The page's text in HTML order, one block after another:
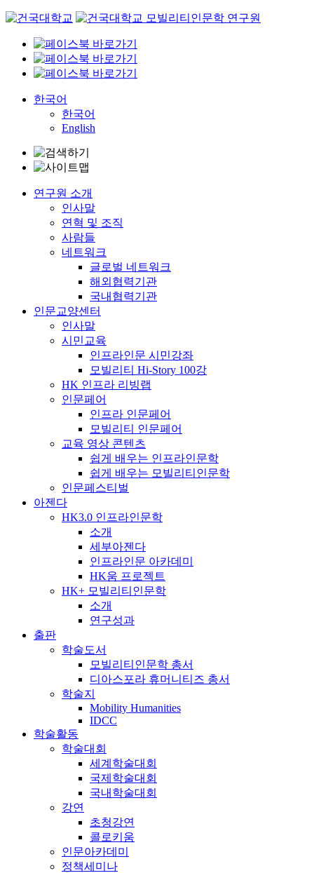
Skip
content
한국어
한국어
English
연구원 소개
인사말
연혁 및 조직
사람들
네트워크
글로벌 네트워크
해외협력기관
국내협력기관
인문교양센터
인사말
시민교육
인프라인문 시민강좌
모빌리티 Hi-Story 100강
HK 인프라 리빙랩
인문페어
인프라 인문페어
모빌리티 인문페어
교육 영상 콘텐츠
쉽게 배우는 인프라인문학
쉽게 배우는 모빌리티인문학
인문페스티벌
아젠다
HK3.0 인프라인문학
소개
세부아젠다
인프라인문 아카데미
HK움 프로젝트
HK+ 모빌리티인문학
소개
연구성과
출판
학술도서
모빌리티인문학 총서
디아스포라 휴머니티즈 총서
학술지
Mobility Humanities
IDCC
학술활동
학술대회
세계학술대회
국제학술대회
국내학술대회
강연
초청강연
콜로키움
인문아카데미
정책세미나